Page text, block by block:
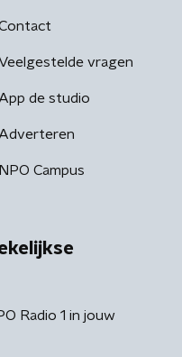
vragen
App de studio
Adverteren
NPO Campus
Radio 1 in jouw